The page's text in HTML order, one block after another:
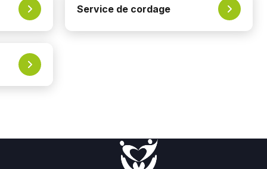
Service de cordage